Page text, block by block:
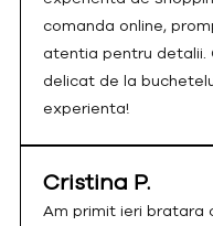
comanda online,
atentia pentru detalii.
delicat de la
experienta!
Cristina P.
Am primit ieri bratara